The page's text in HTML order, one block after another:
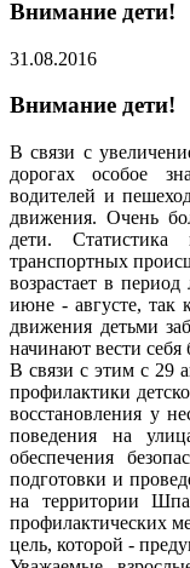
Внимание дети!
31.08.2016
Внимание дети!
В связи с
дорогах особое
водителей и
движения. Очень
дети. Статистика
транспортных
возрастает в
июне - августе, так
движения детьми
начинают вести себя
В связи с этим с 29
профилактики
восстановления у
поведения на
обеспечения
подготовки и
на территории
профилактических
цель, которой -